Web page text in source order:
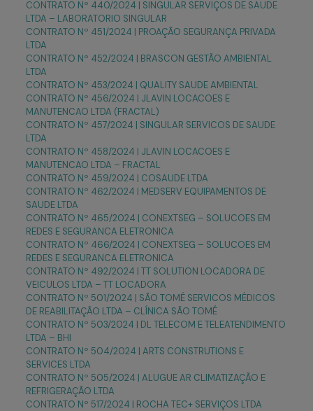
CONTRATO Nº 440/2024 | SINGULAR SERVIÇOS DE SAUDE
LTDA – LABORATORIO SINGULAR
CONTRATO Nº 451/2024 | PROAÇÃO SEGURANÇA PRIVADA
LTDA
CONTRATO Nº 452/2024 | BRASCON GESTÃO AMBIENTAL
LTDA
CONTRATO Nº 453/2024 | QUALITY SAUDE AMBIENTAL
CONTRATO Nº 456/2024 | JLAVIN LOCACOES E
MANUTENCAO LTDA (FRACTAL)
CONTRATO Nº 457/2024 | SINGULAR SERVICOS DE SAUDE
LTDA
CONTRATO Nº 458/2024 | JLAVIN LOCACOES E
MANUTENCAO LTDA – FRACTAL
CONTRATO Nº 459/2024 | COSAUDE LTDA
CONTRATO Nº 462/2024 | MEDSERV EQUIPAMENTOS DE
SAUDE LTDA
CONTRATO Nº 465/2024 | CONEXTSEG – SOLUCOES EM
REDES E SEGURANCA ELETRONICA
CONTRATO Nº 466/2024 | CONEXTSEG – SOLUCOES EM
REDES E SEGURANCA ELETRONICA
CONTRATO Nº 492/2024 | TT SOLUTION LOCADORA DE
VEICULOS LTDA – TT LOCADORA
CONTRATO Nº 501/2024 | SÃO TOMÉ SERVICOS MÉDICOS
DE REABILITAÇÃO LTDA – CLÍNICA SÃO TOMÉ
CONTRATO Nº 503/2024 | DL TELECOM E TELEATENDIMENTO
LTDA – BHI
CONTRATO Nº 504/2024 | ARTS CONSTRUTIONS E
SERVICES LTDA
CONTRATO Nº 505/2024 | ALUGUE AR CLIMATIZAÇÃO E
REFRIGERAÇÃO LTDA
CONTRATO Nº 517/2024 | ROCHA TEC+ SERVIÇOS LTDA